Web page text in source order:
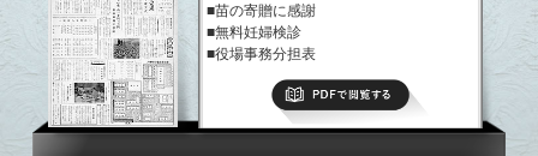
■苗の寄贈に感謝
■無料妊婦検診
■役場事務分担表